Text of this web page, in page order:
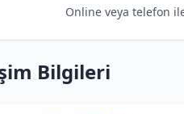
Online veya telefon
Bilgileri